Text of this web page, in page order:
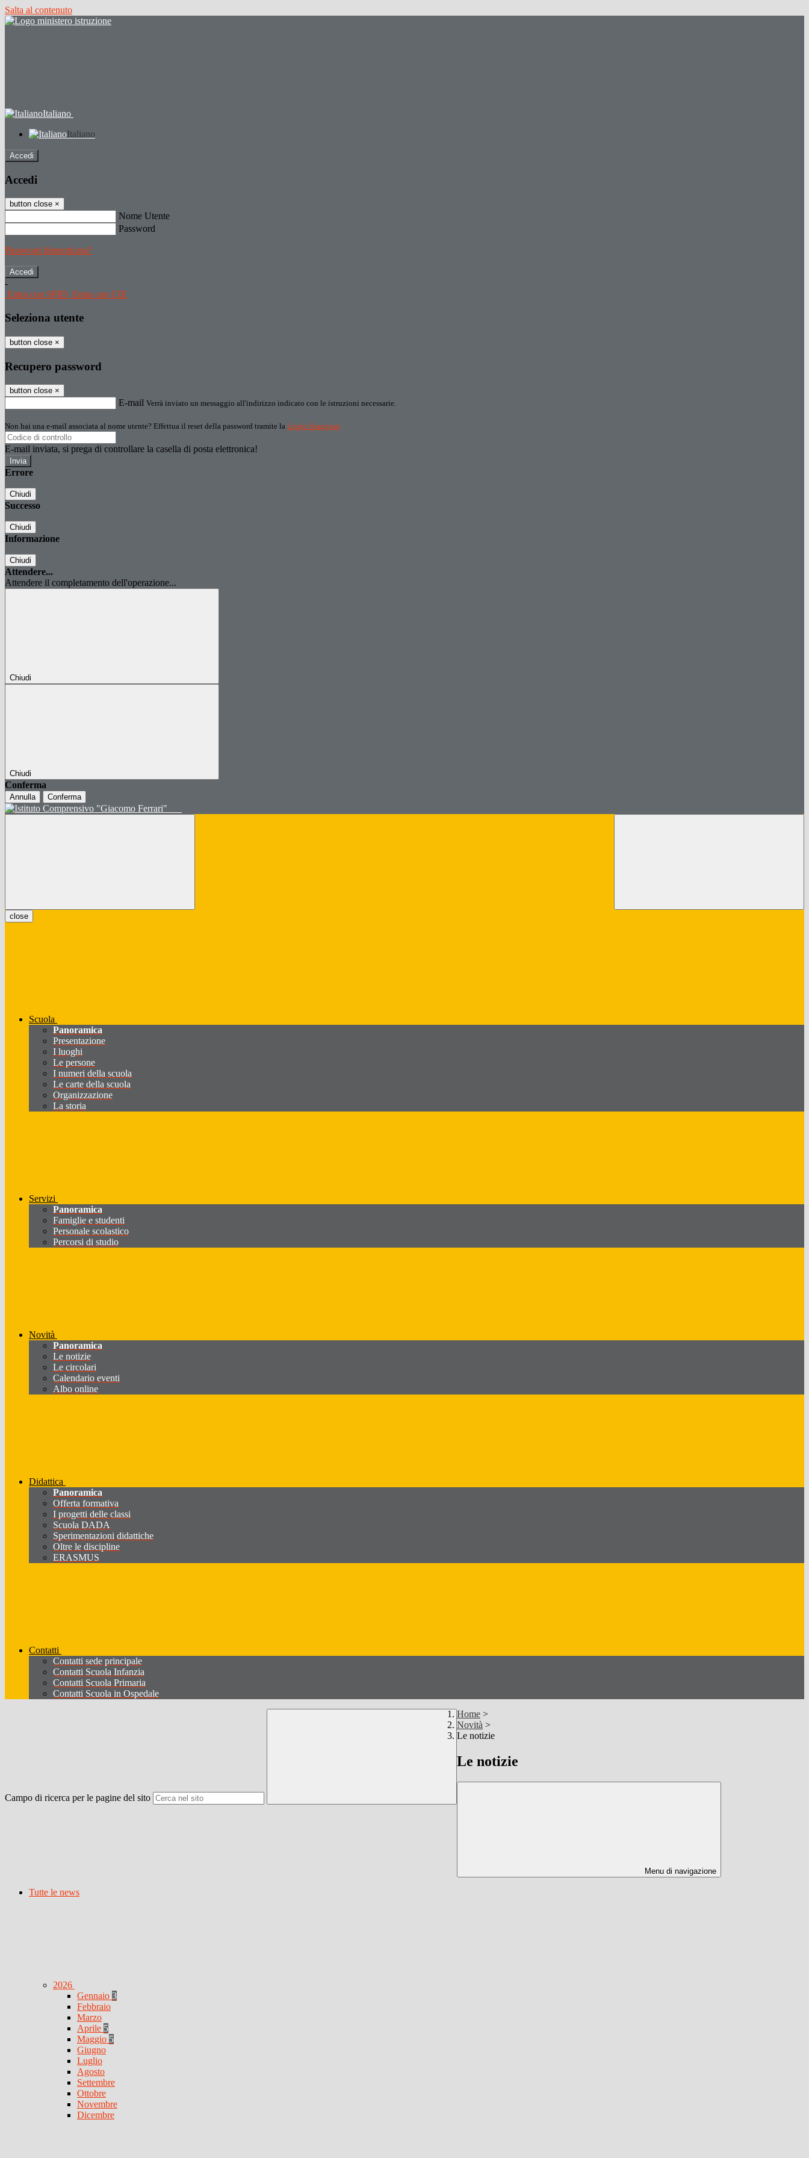
Salta al contenuto
Italiano
Italiano
Accedi
Accedi
button close ×
Nome Utente
Password
Password dimenticata?
-
Entra con SPID Entra con CIE
Seleziona utente
button close ×
Recupero password
button close ×
E-mail Verrà inviato un messaggio all'indirizzo indicato con le istruzioni necessarie.
Non hai una e-mail associata al nome utente? Effettua il reset della password tramite la Login Spaggiari
E-mail inviata, si prega di controllare la casella di posta elettronica!
Errore
Chiudi
Successo
Chiudi
Informazione
Chiudi
Attendere...
Attendere il completamento dell'operazione...
Chiudi
Chiudi
Conferma
Annulla Conferma
close
Scuola
Panoramica
Presentazione
I luoghi
Le persone
I numeri della scuola
Le carte della scuola
Organizzazione
La storia
Servizi
Panoramica
Famiglie e studenti
Personale scolastico
Percorsi di studio
Novità
Panoramica
Le notizie
Le circolari
Calendario eventi
Albo online
Didattica
Panoramica
Offerta formativa
I progetti delle classi
Scuola DADA
Sperimentazioni didattiche
Oltre le discipline
ERASMUS
Contatti
Contatti sede principale
Contatti Scuola Infanzia
Contatti Scuola Primaria
Contatti Scuola in Ospedale
Campo di ricerca per le pagine del sito
Home >
Novità >
Le notizie
Le notizie
Menu di navigazione
Tutte le news
2026
Gennaio 3
Febbraio
Marzo
Aprile 5
Maggio 5
Giugno
Luglio
Agosto
Settembre
Ottobre
Novembre
Dicembre